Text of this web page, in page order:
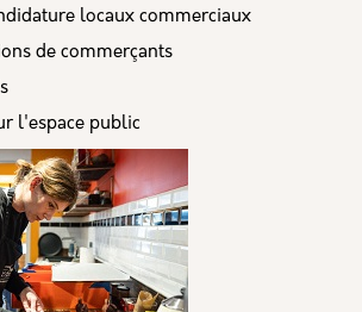
locaux commerciaux
de commerçants
l'espace public